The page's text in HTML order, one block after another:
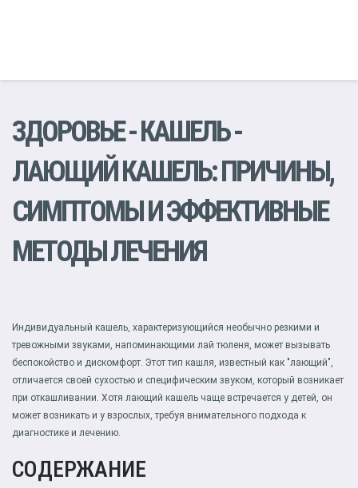
ЗДОРОВЬЕ-КАШЕЛЬ-
ЛАЮЩИЙ КАШЕЛЬ: ПРИЧИНЫ,
СИМПТОМЫ И ЭФФЕКТИВНЫЕ
МЕТОДЫ ЛЕЧЕНИЯ
Индивидуальный кашель, характеризующийся необычно резкими и
тревожными звуками, напоминающими лай тюленя, может вызывать
беспокойство и дискомфорт. Этот тип кашля, известный как "лающий",
отличается своей сухостью и специфическим звуком, который возникает
при откашливании. Хотя лающий кашель чаще встречается у детей, он
может возникать и у взрослых, требуя внимательного подхода к
диагностике и лечению.
СОДЕРЖАНИЕ